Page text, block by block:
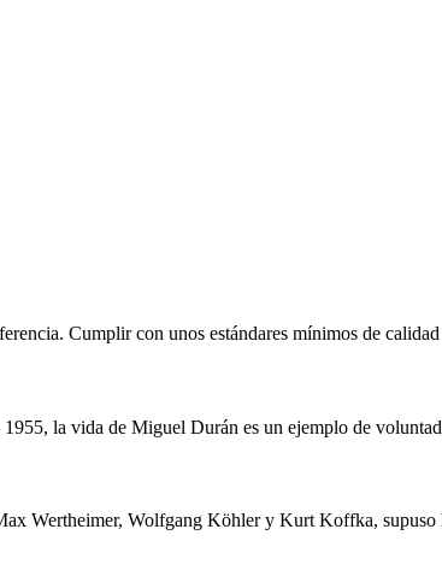
Cumplir con unos estándares mínimos de
la vida de Miguel Durán es un ejemplo de
Wertheimer, Wolfgang Köhler y Kurt Koffka,